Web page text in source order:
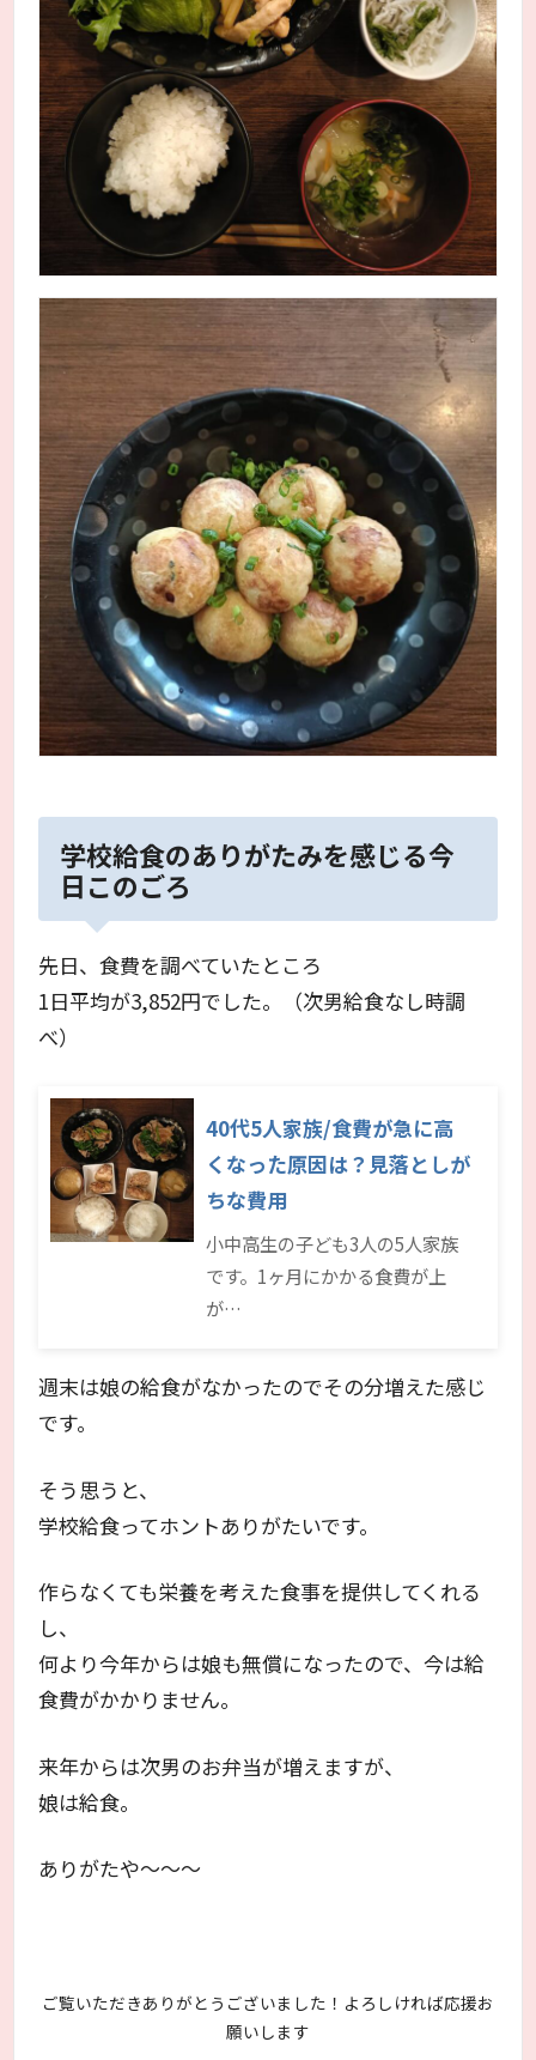
学校給食のありがたみを感じる今
日このごろ
先日、食費を調べていたところ
1日平均が3,852円でした。（次男給食なし時調
べ）
40代5人家族/食費が急に高
くなった原因は？見落としが
ちな費用
小中高生の子ども3人の5人家族
です。1ヶ月にかかる食費が上
が…
週末は娘の給食がなかったのでその分増えた感じ
です。
そう思うと、
学校給食ってホントありがたいです。
作らなくても栄養を考えた食事を提供してくれる
し、
何より今年からは娘も無償になったので、今は給
食費がかかりません。
来年からは次男のお弁当が増えますが、
娘は給食。
ありがたや～～～
ご覧いただきありがとうございました！よろしければ応援お
願いします